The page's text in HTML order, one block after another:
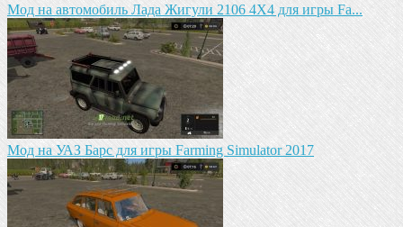
Мод на автомобиль Лада Жигули 2106 4Х4 для игры Fa...
Mод на УАЗ Барс для игры Farming Simulator 2017